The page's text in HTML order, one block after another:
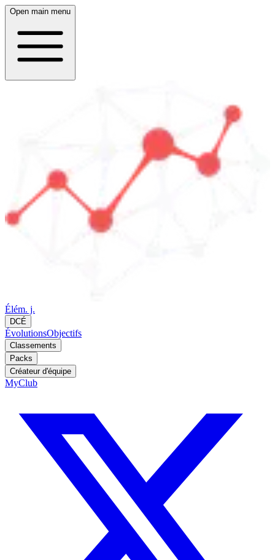
Open main menu
Élém. j.
DCÉ
ÉvolutionsObjectifs
Classements
Packs
Créateur d'équipe
MyClub